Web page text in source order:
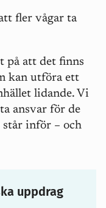
fler vågar ta
på att det finns
kan utföra ett
lidande. Vi
ansvar för de
står inför – och
uppdrag